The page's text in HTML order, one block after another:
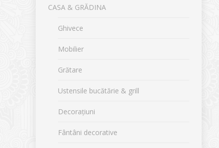
CASA & GRĂDINA
Ghivece
Mobilier
Grătare
Ustensile bucătărie & grill
Decorațiuni
Fântâni decorative